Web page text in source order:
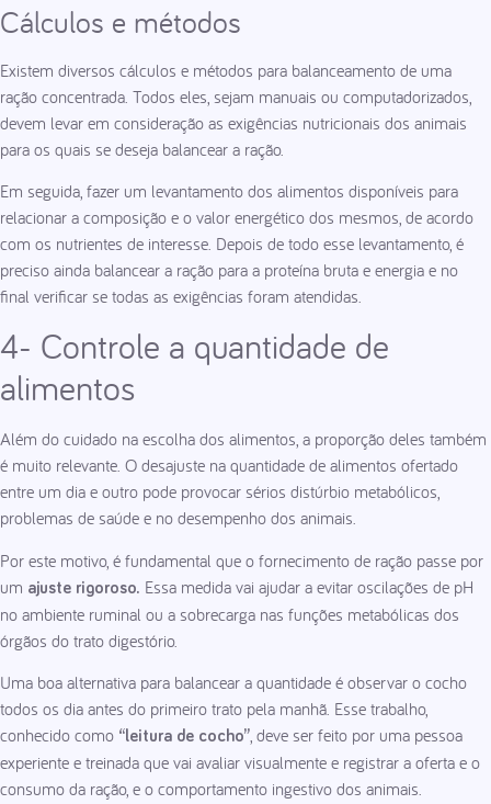
Cálculos e métodos
Existem diversos cálculos e métodos para balanceamento de uma
ração concentrada. Todos eles, sejam manuais ou computadorizados,
devem levar em consideração as exigências nutricionais dos animais
para os quais se deseja balancear a ração.
Em seguida, fazer um levantamento dos alimentos disponíveis para
relacionar a composição e o valor energético dos mesmos, de acordo
com os nutrientes de interesse. Depois de todo esse levantamento, é
preciso ainda balancear a ração para a proteína bruta e energia e no
final verificar se todas as exigências foram atendidas.
4- Controle a quantidade de
alimentos
Além do cuidado na escolha dos alimentos, a proporção deles também
é muito relevante. O desajuste na quantidade de alimentos ofertado
entre um dia e outro pode provocar sérios distúrbio metabólicos,
problemas de saúde e no desempenho dos animais.
Por este motivo, é fundamental que o fornecimento de ração passe por
um ajuste rigoroso. Essa medida vai ajudar a evitar oscilações de pH
no ambiente ruminal ou a sobrecarga nas funções metabólicas dos
órgãos do trato digestório.
Uma boa alternativa para balancear a quantidade é observar o cocho
todos os dia antes do primeiro trato pela manhã. Esse trabalho,
conhecido como “leitura de cocho”, deve ser feito por uma pessoa
experiente e treinada que vai avaliar visualmente e registrar a oferta e o
consumo da ração, e o comportamento ingestivo dos animais.